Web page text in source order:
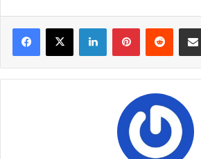
Facebook
X LinkedInPinterestReddit